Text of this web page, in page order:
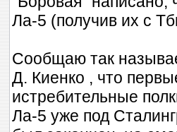
Ла-5 (получив их с
Сообщаю так
Д. Киенко , что
истребительные
Ла-5 уже под